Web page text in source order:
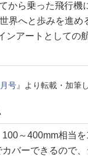
から乗った飛行機
界へと歩みを進め
ンアートとしての
号』より転載・加筆
～400mm相当
バーできるので